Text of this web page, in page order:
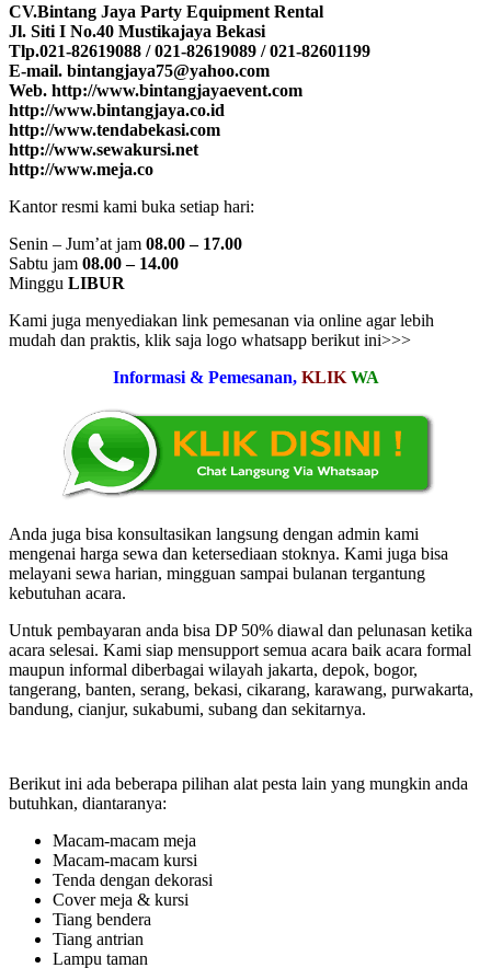
CV.Bintang Jaya Party Equipment Rental
Jl. Siti I No.40 Mustikajaya Bekasi
Tlp.021-82619088 / 021-82619089 / 021-82601199
E-mail. bintangjaya75@yahoo.com
Web. http://www.bintangjayaevent.com
http://www.bintangjaya.co.id
http://www.tendabekasi.com
http://www.sewakursi.net
http://www.meja.co
Kantor resmi kami buka setiap hari:
Senin – Jum’at jam 08.00 – 17.00
Sabtu jam 08.00 – 14.00
Minggu LIBUR
Kami juga menyediakan link pemesanan via online agar lebih
mudah dan praktis, klik saja logo whatsapp berikut ini>>>
Informasi & Pemesanan, KLIK WA
Anda juga bisa konsultasikan langsung dengan admin kami
mengenai harga sewa dan ketersediaan stoknya. Kami juga bisa
melayani sewa harian, mingguan sampai bulanan tergantung
kebutuhan acara.
Untuk pembayaran anda bisa DP 50% diawal dan pelunasan ketika
acara selesai. Kami siap mensupport semua acara baik acara formal
maupun informal diberbagai wilayah jakarta, depok, bogor,
tangerang, banten, serang, bekasi, cikarang, karawang, purwakarta,
bandung, cianjur, sukabumi, subang dan sekitarnya.
Berikut ini ada beberapa pilihan alat pesta lain yang mungkin anda
butuhkan, diantaranya:
Macam-macam meja
Macam-macam kursi
Tenda dengan dekorasi
Cover meja & kursi
Tiang bendera
Tiang antrian
Lampu taman